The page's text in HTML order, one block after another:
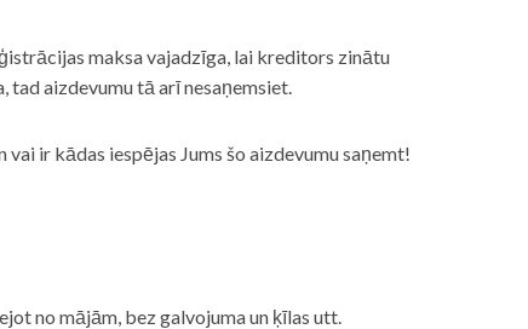
maksa vajadzīga, lai kreditors zinātu
tad aizdevumu tā arī nesaņemsiet.
ir kādas iespējas Jums šo aizdevumu saņemt!
no mājām, bez galvojuma un ķīlas utt.